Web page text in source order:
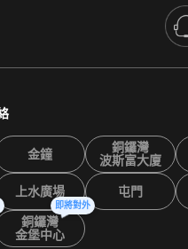
金鐘
銅鑼灣
波斯富大廈
上水廣場 屯門
銅鑼灣
金堡中心
即將對外